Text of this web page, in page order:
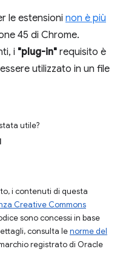
le estensioni non è più
45 di Chrome.
i "plug-in" requisito è
utilizzato in un file
utile?
i contenuti di questa
Creative Commons
sono concessi in base
consulta lenorme del
registrato di Oracle